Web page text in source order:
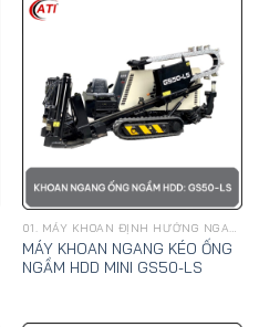
01. MÁY KHOAN ĐỊNH HƯỚNG NGANG, KÉO ỐNG NGẦM HDD - GOODENG
MÁY KHOAN NGANG KÉO ỐNG
NGẦM HDD MINI GS50-LS